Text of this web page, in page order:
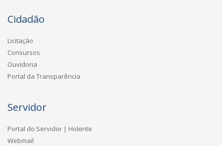
Cidadão
Licitação
Consursos
Ouvidoria
Portal da Transparência
Servidor
Portal do Servidor | Holerite
Webmail